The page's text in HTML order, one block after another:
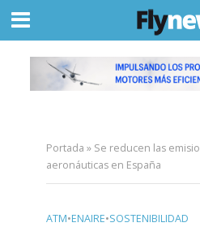
Portada » Se reducen las
aeronáuticas en España
ATM•ENAIRE•SOSTENIBILIDAD